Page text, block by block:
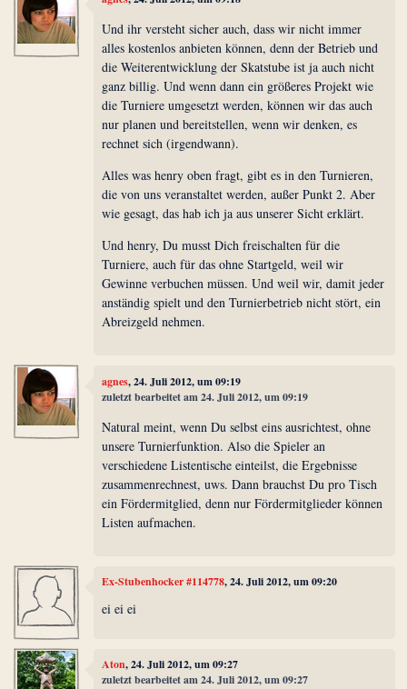
Und ihr versteht sicher auch, dass wir nicht immer
alles kostenlos anbieten können, denn der Betrieb und
die Weiterentwicklung der Skatstube ist ja auch nicht
ganz billig. Und wenn dann ein größeres Projekt wie
die Turniere umgesetzt werden, können wir das auch
nur planen und bereitstellen, wenn wir denken, es
rechnet sich (irgendwann).
Alles was henry oben fragt, gibt es in den Turnieren,
die von uns veranstaltet werden, außer Punkt 2. Aber
wie gesagt, das hab ich ja aus unserer Sicht erklärt.
Und henry, Du musst Dich freischalten für die
Turniere, auch für das ohne Startgeld, weil wir
Gewinne verbuchen müssen. Und weil wir, damit jeder
anständig spielt und den Turnierbetrieb nicht stört, ein
Abreizgeld nehmen.
agnes, 24. Juli 2012, um 09:19
zuletzt bearbeitet am 24. Juli 2012, um 09:19
Natural meint, wenn Du selbst eins ausrichtest, ohne
unsere Turnierfunktion. Also die Spieler an
verschiedene Listentische einteilst, die Ergebnisse
zusammenrechnest, uws. Dann brauchst Du pro Tisch
ein Fördermitglied, denn nur Fördermitglieder können
Listen aufmachen.
Ex-Stubenhocker #114778, 24. Juli 2012, um 09:20
ei ei ei
Aton, 24. Juli 2012, um 09:27
zuletzt bearbeitet am 24. Juli 2012, um 09:27